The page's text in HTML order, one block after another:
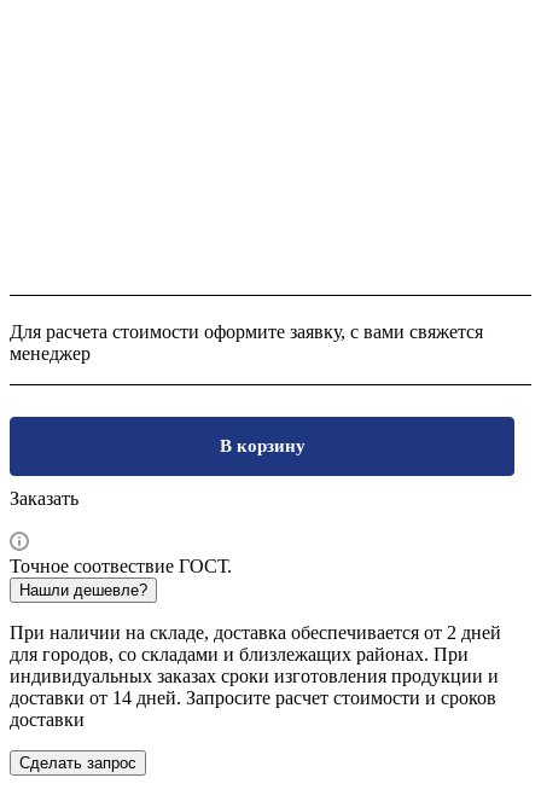
Для расчета стоимости оформите заявку, с вами свяжется
менеджер
В корзину
Заказать
Точное соотвествие ГОСТ.
Нашли дешевле?
При наличии на складе, доставка обеспечивается от 2 дней
для городов, со складами и близлежащих районах. При
индивидуальных заказах сроки изготовления продукции и
доставки от 14 дней. Запросите расчет стоимости и сроков
доставки
Сделать запрос